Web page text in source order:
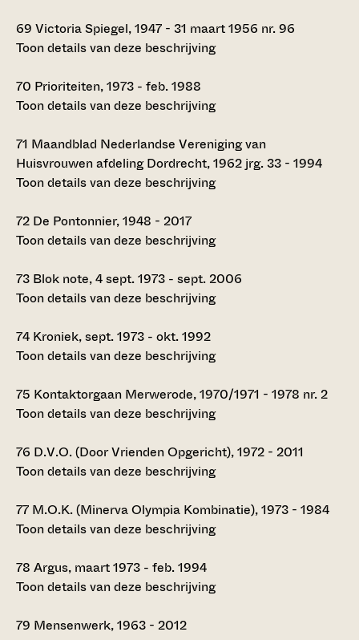
69 Victoria Spiegel, 1947 - 31 maart 1956 nr. 96
Toon details van deze beschrijving
70 Prioriteiten, 1973 - feb. 1988
Toon details van deze beschrijving
71 Maandblad Nederlandse Vereniging van
Huisvrouwen afdeling Dordrecht, 1962 jrg. 33 - 1994
Toon details van deze beschrijving
72 De Pontonnier, 1948 - 2017
Toon details van deze beschrijving
73 Blok note, 4 sept. 1973 - sept. 2006
Toon details van deze beschrijving
74 Kroniek, sept. 1973 - okt. 1992
Toon details van deze beschrijving
75 Kontaktorgaan Merwerode, 1970/1971 - 1978 nr. 2
Toon details van deze beschrijving
76 D.V.O. (Door Vrienden Opgericht), 1972 - 2011
Toon details van deze beschrijving
77 M.O.K. (Minerva Olympia Kombinatie), 1973 - 1984
Toon details van deze beschrijving
78 Argus, maart 1973 - feb. 1994
Toon details van deze beschrijving
79 Mensenwerk, 1963 - 2012